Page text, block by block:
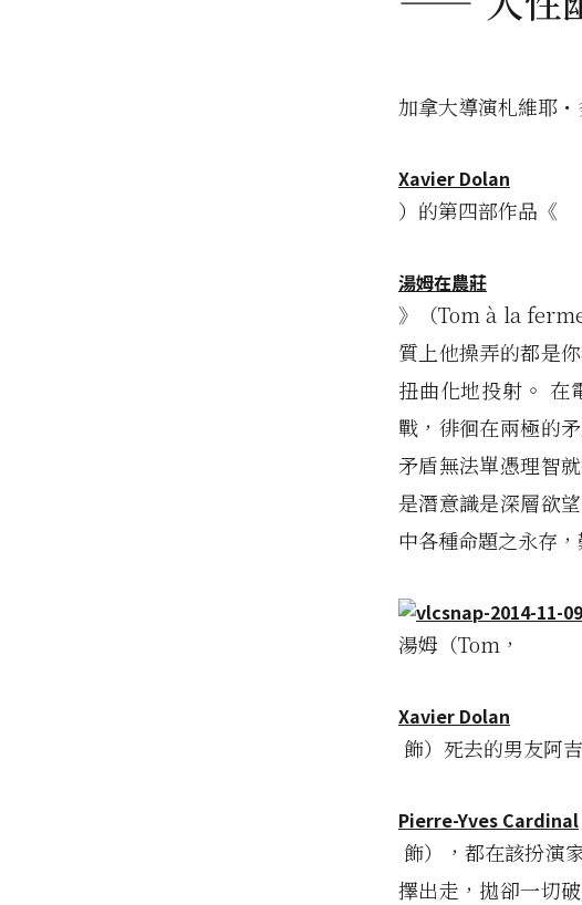
加拿大導演札維耶
Xavier Dolan
）的第四部作品《
湯姆在農莊
》（Tom à la
質上他操弄的都是
扭曲化地投射。 在
戰，徘徊在兩極的
矛盾無法單憑理智
是潛意識是深層欲
中各種命題之永存，
湯姆（Tom，
Xavier Dolan
飾）死去的男友阿
Pierre-Yves Cardinal
飾），都在該扮演
擇出走，拋卻一切